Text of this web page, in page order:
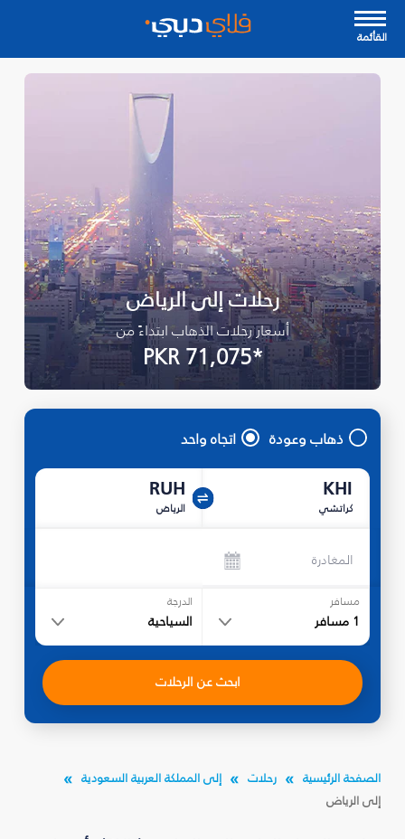
القأئمة
رحلات إلى الرياض
أسعار رحلات الذهاب ابتداءً من
*PKR 71,075
ذهاب وعودة اتجاه واحد
KHI
كراتشي
RUH
الرياض
المغادرة
مسافر
1 مسافر
الدرجة
السياحية
ابحث عن الرحلات
الصفحة الرئيسية رحلات
إلى المملكة العربية السعودية
إلى الرياض